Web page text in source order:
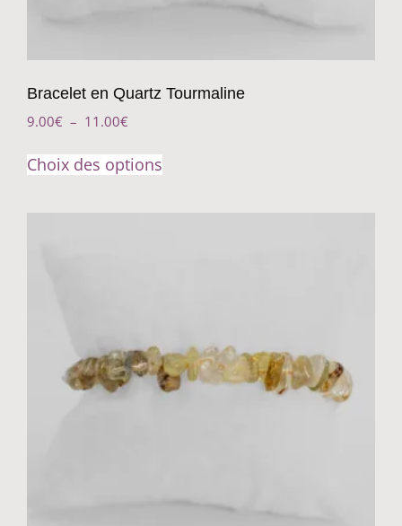
Bracelet en Quartz Tourmaline
9.00€ – 11.00€
Choix des options